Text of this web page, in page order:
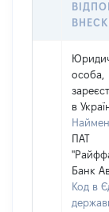
особа,
в
ПАТ
Банк
Код в